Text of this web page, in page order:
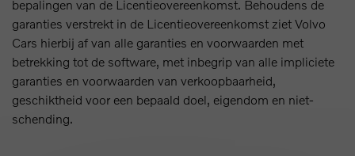
bepalingen van de Licentieovereenkomst. Behoudens de
garanties verstrekt in de Licentieovereenkomst ziet Volvo
Cars hierbij af van alle garanties en voorwaarden met
betrekking tot de software, met inbegrip van alle impliciete
garanties en voorwaarden van verkoopbaarheid,
geschiktheid voor een bepaald doel, eigendom en niet-
schending.